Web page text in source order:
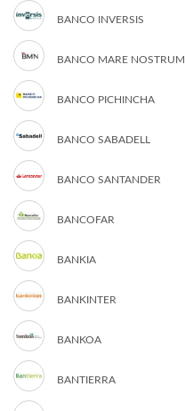
BANCO INVERSIS
BANCO MARE NOSTRUM
BANCO PICHINCHA
BANCO SABADELL
BANCO SANTANDER
BANCOFAR
BANKIA
BANKINTER
BANKOA
BANTIERRA